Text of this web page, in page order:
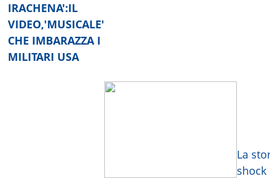
IRACHENA':IL
VIDEO,'MUSICALE'
CHE IMBARAZZA I
MILITARI USA
La